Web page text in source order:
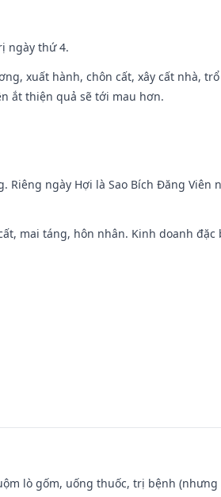
ngày thứ 4.
xuất hành, chôn cất, xây cất nhà,
ắt thiện quả sẽ tới mau hơn.
Riêng ngày Hợi là Sao Bích Đăng Viên
mai táng, hôn nhân. Kinh doanh
lò gốm, uống thuốc, trị bệnh